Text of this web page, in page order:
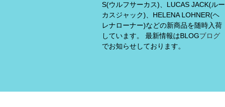
S(ウルフサーカス)、LUCAS JACK(ルー
カスジャック)、HELENA LOHNER(ヘ
レナローナー)などの新商品を随時入荷
しています。 最新情報はBLOGブログ
でお知らせしております。